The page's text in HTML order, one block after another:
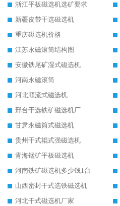
浙江平板磁选机选矿要求
新疆皮带干选磁选机
重庆磁选机价格
江苏永磁滚筒结构图
安徽铁尾矿湿式磁选机
河南永磁滚筒
河北顺流式磁选机
邢台干选铁矿磁选机厂
甘肃永磁筒式磁选机
贵州干式辊式强磁选机
青海锰矿平板磁选机
河南铁矿磁选机多少钱1台
山西密封干式选铁磁选机
河北干式磁选机厂家